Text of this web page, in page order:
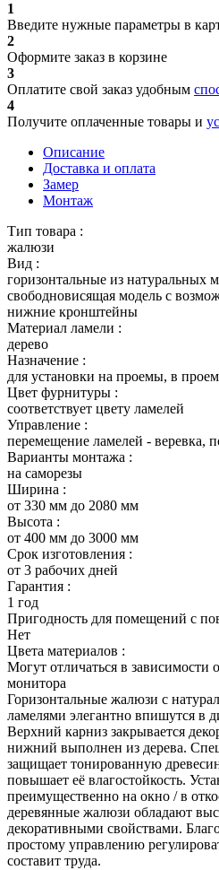
1
Введите нужные параметры в
2
Оформите заказ в корзине
3
Оплатите свой заказ удобным
4
Получите оплаченные товары и
Описание
Доставка и оплата
Замер
Монтаж
Тип товара :
жалюзи
Вид :
горизонтальные из натуральных
свободновисящая модель с
нижние кронштейны
Материал ламели :
дерево
Назначение :
для установки на проемы, в
Цвет фурнитуры :
соответствует цвету ламелей
Управление :
перемещение ламелей - веревка,
Варианты монтажа :
на саморезы
Ширина :
от 330 мм до 2080 мм
Высота :
от 400 мм до 3000 мм
Срок изготовления :
от 3 рабочих дней
Гарантия :
1 год
Пригодность для помещений с
Нет
Цвета материалов :
Могут отличаться в зависимости
монитора
Горизонтальные жалюзи с
ламелями элегантно впишутся в
Верхний карниз закрывается
нижний выполнен из дерева.
защищает тонированную
повышает её влагостойкость.
преимущественно на окно / в
деревянные жалюзи обладают
декоративными свойствами.
простому управлению
составит труда.